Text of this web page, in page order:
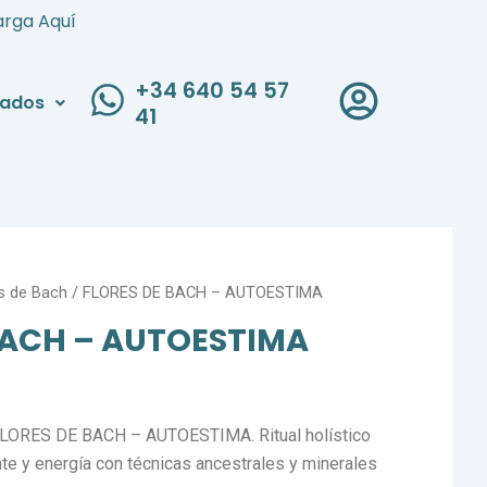
Aquí
+34 640 54 57
41
de Bach / FLORES DE BACH – AUTOESTIMA
– AUTOESTIMA
DE BACH – AUTOESTIMA. Ritual holístico
y energía con técnicas ancestrales y minerales